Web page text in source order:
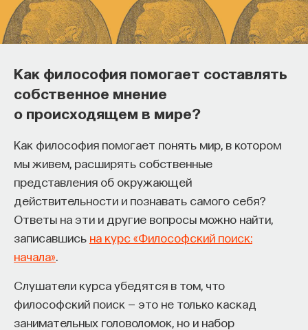
Как философия помогает составлять
собственное мнение
о происходящем в мире?
Как философия помогает понять мир, в котором
мы живем, расширять собственные
представления об окружающей
действительности и познавать самого себя?
Ответы на эти и другие вопросы можно найти,
записавшись на курс «Философский поиск:
начала»
Слушатели курса убедятся в том, что
философский поиск — это не только каскад
занимательных головоломок, но и набор
После 1880 года и до 1917-го «меморандумы»
отправлялись в соответствующее, например,
ГЖУ (губернское жандармское управление), и,
результат перлюстрации, а указывалось, что
информация получена «по негласным сведениям».
Иногда некоторые письма конфисковывались.
Часть писем передавалась в Департамент
полиции. Письма, представлявшие интерес,
фотографировались. Часть писем писалась
специальными химическими растворами, часть
из них зашифровывалась. Поэтому
в Департаменте полиции начала XX века были
специалисты по дешифровке. Это прежде всего
Иван Алексеевич Зыбин. Были и другие не менее
интересные фигуры, в частности Владимир